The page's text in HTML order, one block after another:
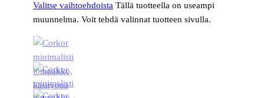
Valitse vaihtoehdoista Tällä tuotteella on useampi
muunnelma. Voit tehdä valinnat tuotteen sivulla.